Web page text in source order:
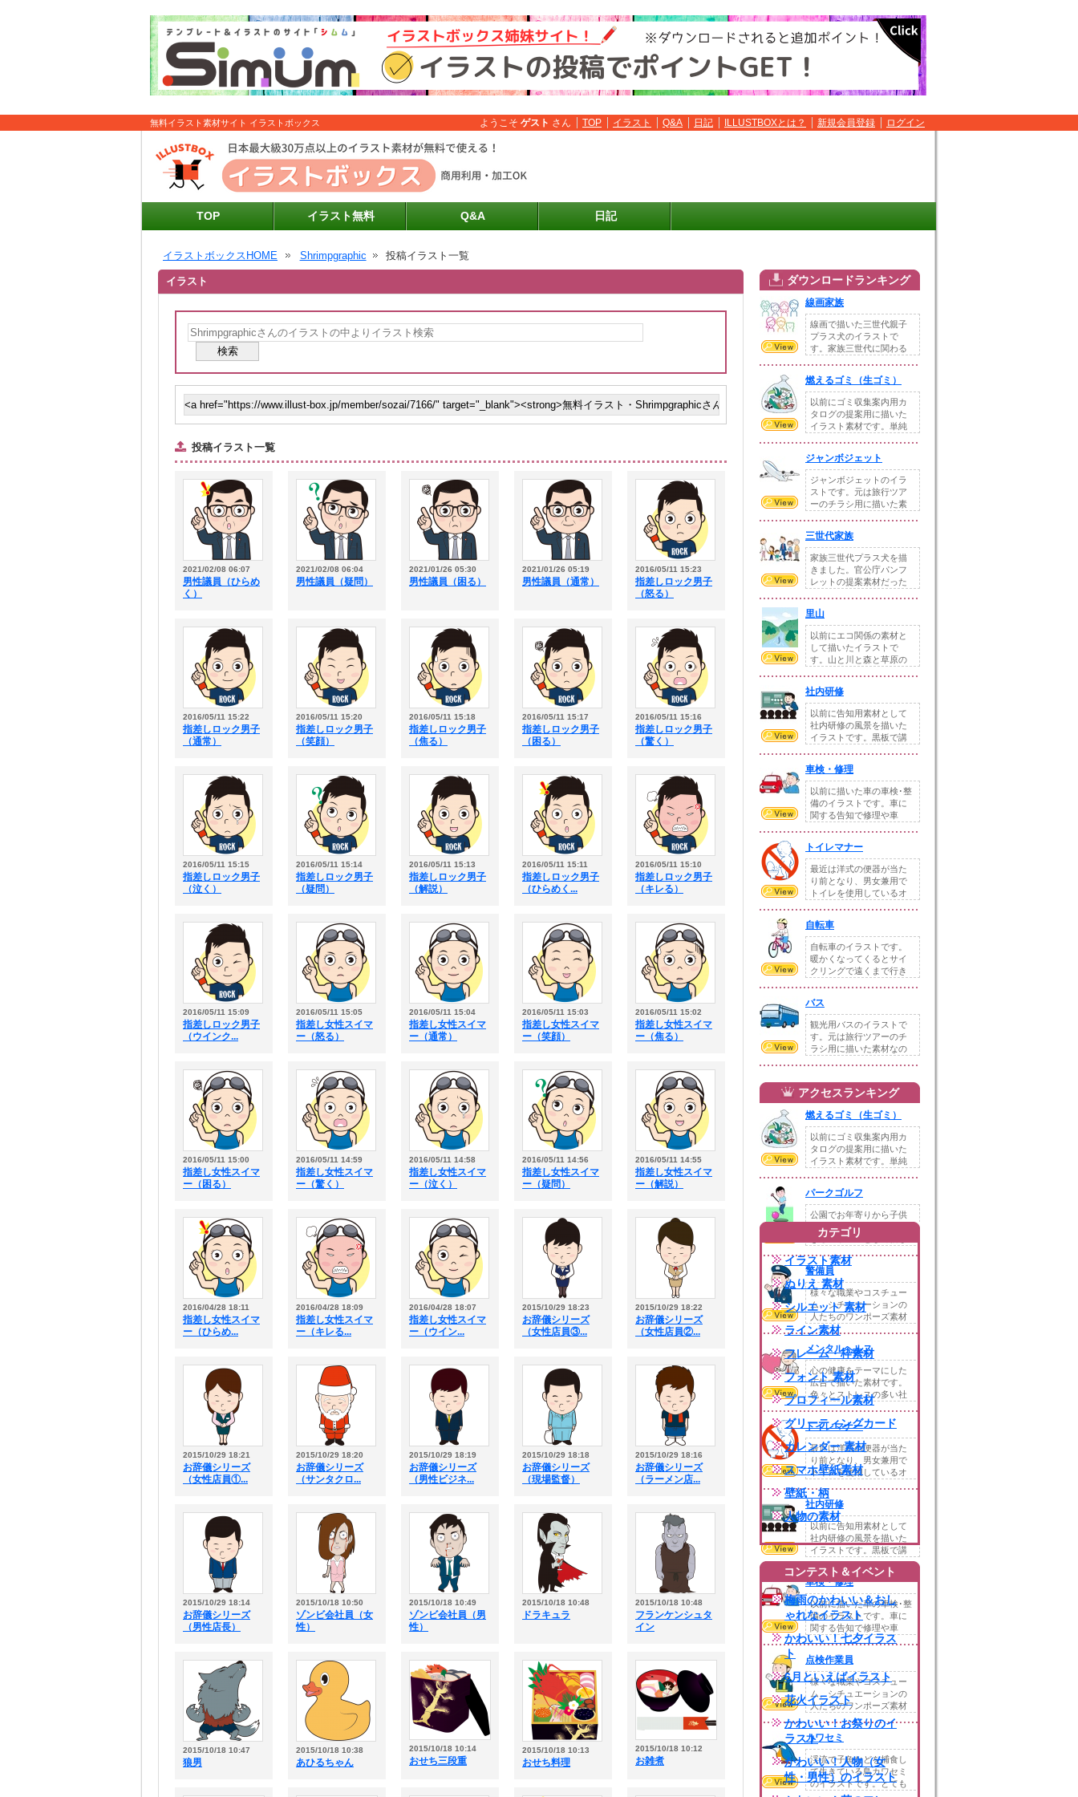
無料イラスト素材サイト イラストボックス ようこそ ゲスト さん TOP イラスト Q&A 日記 ILLUSTBOXとは？ 新規会員登録 ログイン
TOP イラスト無料 Q&A 日記
イラストボックスHOME Shrimpgraphic 投稿イラスト一覧
イラスト
投稿イラスト一覧
2021/02/08 06:07
男性議員（ひらめ
く）
2021/02/08 06:04
男性議員（疑問）
2021/01/26 05:30
男性議員（困る）
2021/01/26 05:19
男性議員（通常）
2016/05/11 15:23
指差しロック男子
（怒る）
2016/05/11 15:22
指差しロック男子
（通常）
2016/05/11 15:20
指差しロック男子
（笑顔）
2016/05/11 15:18
指差しロック男子
（焦る）
2016/05/11 15:17
指差しロック男子
（困る）
2016/05/11 15:16
指差しロック男子
（驚く）
2016/05/11 15:15
指差しロック男子
（泣く）
2016/05/11 15:14
指差しロック男子
（疑問）
2016/05/11 15:13
指差しロック男子
（解説）
2016/05/11 15:11
指差しロック男子
（ひらめく...
2016/05/11 15:10
指差しロック男子
（キレる）
2016/05/11 15:09
指差しロック男子
（ウインク...
2016/05/11 15:05
指差し女性スイマ
ー（怒る）
2016/05/11 15:04
指差し女性スイマ
ー（通常）
2016/05/11 15:03
指差し女性スイマ
ー（笑顔）
2016/05/11 15:02
指差し女性スイマ
ー（焦る）
2016/05/11 15:00
指差し女性スイマ
ー（困る）
2016/05/11 14:59
指差し女性スイマ
ー（驚く）
2016/05/11 14:58
指差し女性スイマ
ー（泣く）
2016/05/11 14:56
指差し女性スイマ
ー（疑問）
2016/05/11 14:55
指差し女性スイマ
ー（解説）
2016/04/28 18:11
指差し女性スイマ
ー（ひらめ...
2016/04/28 18:09
指差し女性スイマ
ー（キレる...
2016/04/28 18:07
指差し女性スイマ
ー（ウイン...
2015/10/29 18:23
お辞儀シリーズ
（女性店員③...
2015/10/29 18:22
お辞儀シリーズ
（女性店員②...
2015/10/29 18:21
お辞儀シリーズ
（女性店員①...
2015/10/29 18:20
お辞儀シリーズ
（サンタクロ...
2015/10/29 18:19
お辞儀シリーズ
（男性ビジネ...
2015/10/29 18:18
お辞儀シリーズ
（現場監督）
2015/10/29 18:16
お辞儀シリーズ
（ラーメン店...
2015/10/29 18:14
お辞儀シリーズ
（男性店長）
2015/10/18 10:50
ゾンビ会社員（女
性）
2015/10/18 10:49
ゾンビ会社員（男
性）
2015/10/18 10:48
ドラキュラ
2015/10/18 10:48
フランケンシュタ
イン
2015/10/18 10:47
狼男
2015/10/18 10:38
あひるちゃん
2015/10/18 10:14
おせち三段重
2015/10/18 10:13
おせち料理
2015/10/18 10:12
お雑煮
ダウンロードランキング
線画家族
線画で描いた三世代親子
プラス犬のイラストで
す。家族三世代に関わる
燃えるゴミ（生ゴミ）
以前にゴミ収集案内用カ
タログの提案用に描いた
イラスト素材です。単純
ジャンボジェット
ジャンボジェットのイラ
ストです。元は旅行ツア
ーのチラシ用に描いた素
三世代家族
家族三世代プラス犬を描
きました。官公庁パンフ
レットの提案素材だった
里山
以前にエコ関係の素材と
して描いたイラストで
す。山と川と森と草原の
社内研修
以前に告知用素材として
社内研修の風景を描いた
イラストです。黒板で講
車検・修理
以前に描いた車の車検･整
備のイラストです。車に
関する告知で修理や車
トイレマナー
最近は洋式の便器が当た
り前となり、男女兼用で
トイレを使用しているオ
自転車
自転車のイラストです。
暖かくなってくるとサイ
クリングで遠くまで行き
バス
観光用バスのイラストで
す。元は旅行ツアーのチ
ラシ用に描いた素材なの
アクセスランキング
燃えるゴミ（生ゴミ）
以前にゴミ収集案内用カ
タログの提案用に描いた
イラスト素材です。単純
パークゴルフ
公園でお年寄りから子供
まで幅広い年代の人がで
きるスポーツとして親し
警備員
様々な職業やコスチュー
ム、シチュエーションの
人たちのワンポーズ素材
の「警備員」です。...
メンタルヘルス
心の健康をテーマにした
広告で描いた素材です。
色々とストレスの多い社
会なので老若男女問...
トイレマナー
最近は洋式の便器が当た
り前となり、男女兼用で
トイレを使用しているオ
社内研修
以前に告知用素材として
社内研修の風景を描いた
イラストです。黒板で講
義を受けているイラ...
車検・修理
以前に描いた車の車検･整
備のイラストです。車に
関する告知で修理や車
検、整備などにお使...
点検作業員
様々な職業やコスチュー
ム、シチュエーションの
人たちのワンポーズ素材
の「点検作業員」で...
カワセミ
渓流で子魚などを捕食し
て生きている鳥カワセミ
のイラストです。とても
カテゴリ
イラスト素材
ぬりえ 素材
シルエット 素材
ライン素材
フレーム・枠素材
フォント 素材
プロフィール素材
グリーティングカード
カレンダー 素材
スマホ壁紙素材
壁紙・柄
人物の素材
コンテスト＆イベント
梅雨のかわいい＆おし
ゃれなイラスト
かわいい！七夕イラス
ト
6月といえばイラスト
花火イラスト
かわいい！お祭りのイ
ラスト
かわいい！人物（女
性・男性）のイラスト